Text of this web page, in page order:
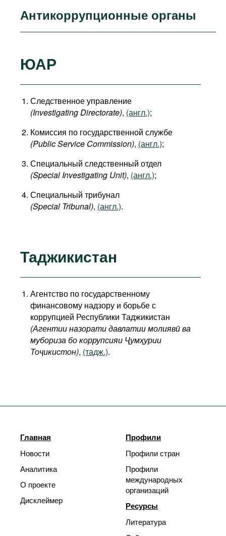
Антикоррупционные органы
ЮАР
Следственное управление
(Investigating Directorate), (англ.);
Комиссия по государственной службе
(Public Service Commission), (англ.);
Специальный следственный отдел
(Special Investigating Unit), (англ.);
Специальный трибунал
(Special Tribunal), (англ.).
Таджикистан
Агентство по государственному
финансовому надзору и борьбе с
коррупцией Республики Таджикистан
(Агентии назорати давлатии молиявӣ ва
мубориза бо коррупсияи Ҷумҳурии
Тоҷикистон), (тадж.).
Главная
Новости
Аналитика
О проекте
Дисклеймер
Профили
Профили стран
Профили
международных
организаций
Ресурсы
Литература